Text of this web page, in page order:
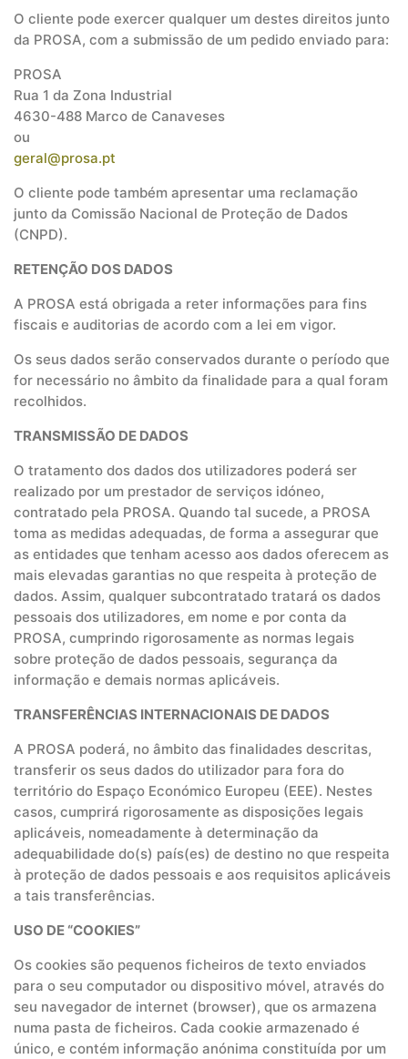
O cliente pode exercer qualquer um destes direitos junto
da PROSA, com a submissão de um pedido enviado para:
PROSA
Rua 1 da Zona Industrial
4630-488 Marco de Canaveses
ou
geral@prosa.pt
O cliente pode também apresentar uma reclamação
junto da Comissão Nacional de Proteção de Dados
(CNPD).
RETENÇÃO DOS DADOS
A PROSA está obrigada a reter informações para fins
fiscais e auditorias de acordo com a lei em vigor.
Os seus dados serão conservados durante o período que
for necessário no âmbito da finalidade para a qual foram
recolhidos.
TRANSMISSÃO DE DADOS
O tratamento dos dados dos utilizadores poderá ser
realizado por um prestador de serviços idóneo,
contratado pela PROSA. Quando tal sucede, a PROSA
toma as medidas adequadas, de forma a assegurar que
as entidades que tenham acesso aos dados oferecem as
mais elevadas garantias no que respeita à proteção de
dados. Assim, qualquer subcontratado tratará os dados
pessoais dos utilizadores, em nome e por conta da
PROSA, cumprindo rigorosamente as normas legais
sobre proteção de dados pessoais, segurança da
informação e demais normas aplicáveis.
TRANSFERÊNCIAS INTERNACIONAIS DE DADOS
A PROSA poderá, no âmbito das finalidades descritas,
transferir os seus dados do utilizador para fora do
território do Espaço Económico Europeu (EEE). Nestes
casos, cumprirá rigorosamente as disposições legais
aplicáveis, nomeadamente à determinação da
adequabilidade do(s) país(es) de destino no que respeita
à proteção de dados pessoais e aos requisitos aplicáveis
a tais transferências.
USO DE “COOKIES”
Os cookies são pequenos ficheiros de texto enviados
para o seu computador ou dispositivo móvel, através do
seu navegador de internet (browser), que os armazena
numa pasta de ficheiros. Cada cookie armazenado é
único, e contém informação anónima constituída por um